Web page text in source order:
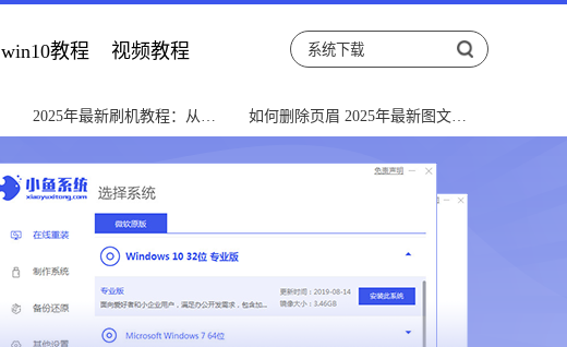
win10教程 视频教程
2025年最新刷机教程：从入
门到精通全指南
如何删除页眉 2025年最新图文教
程与常见问题解决